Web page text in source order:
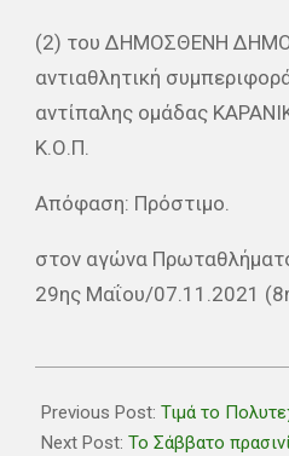
(2) του ΔΗΜΟΣΘΕΝΗ
αντιαθλητική
αντίπαλης ομάδας
Κ.Ο.Π.
Απόφαση: Πρόστιμο.
στον αγώνα
29ης Μαΐου/07.11.2021
11-
17
Previous Post: Τιμά το
Next Post: Το Σάββατο